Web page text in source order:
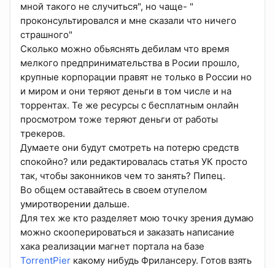
мной такого не случиться", но чаще- "
проконсультировался и мне сказали что ничего
страшного"
Сколько можно обьяснять дебилам что время
мелкого предпринимательства в Росии прошло,
крупные корпорации правят не только в России но
и миром и они теряют деньги в том числе и на
торрентах. Те же ресурсы с бесплатным онлайн
просмотром тоже теряют деньги от работы
трекеров.
Думаете они будут смотреть на потерю средств
спокойно? или редактировалась статья УК просто
так, чтобы законников чем то занять? Пипец.
Во общем оставайтесь в своем отупелом
умиротворении дальше.
Для тех же кто разделяет мою точку зрения думаю
можно скооперироваться и заказать написание
хака реализации магнет портала на базе
TorrentPier какому нибудь Фрилансеру. Готов взять